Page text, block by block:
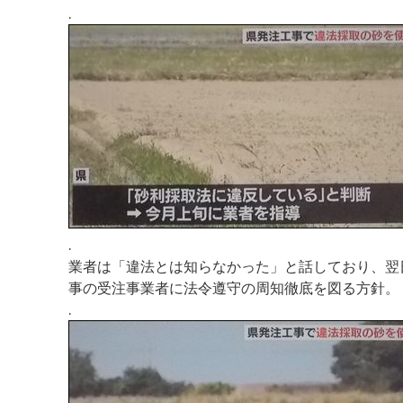
.
.
業者は「違法とは知らなかった」と話しており、
事の受注事業者に法令遵守の周知徹底を図る方針。
.